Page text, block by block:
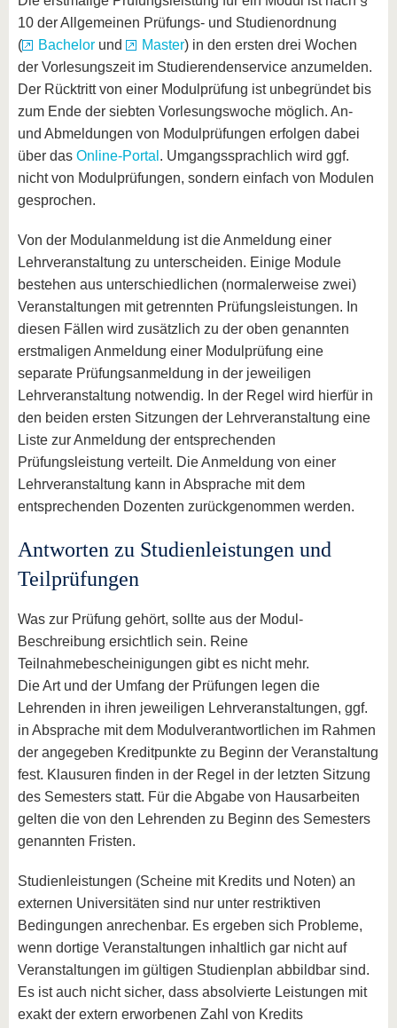
10 der Allgemeinen Prüfungs- und Studienordnung
(
Bachelor und Master) in den ersten drei Wochen
der Vorlesungszeit im Studierendenservice anzumelden.
Der Rücktritt von einer Modulprüfung ist unbegründet bis
zum Ende der siebten Vorlesungswoche möglich. An-
und Abmeldungen von Modulprüfungen erfolgen dabei
über das Online-Portal . Umgangssprachlich wird ggf.
nicht von Modulprüfungen, sondern einfach von Modulen
gesprochen.
Von der Modulanmeldung ist die Anmeldung einer
Lehrveranstaltung zu unterscheiden. Einige Module
bestehen aus unterschiedlichen (normalerweise zwei)
Veranstaltungen mit getrennten Prüfungsleistungen. In
diesen Fällen wird zusätzlich zu der oben genannten
erstmaligen Anmeldung einer Modulprüfung eine
separate Prüfungsanmeldung in der jeweiligen
Lehrveranstaltung notwendig. In der Regel wird hierfür in
den beiden ersten Sitzungen der Lehrveranstaltung eine
Liste zur Anmeldung der entsprechenden
Prüfungsleistung verteilt. Die Anmeldung von einer
Lehrveranstaltung kann in Absprache mit dem
entsprechenden Dozenten zurückgenommen werden.
Antworten zu Studienleistungen und
Teilprüfungen
Was zur Prüfung gehört, sollte aus der Modul-
Beschreibung ersichtlich sein. Reine
Teilnahmebescheinigungen gibt es nicht mehr.
Die Art und der Umfang der Prüfungen legen die
Lehrenden in ihren jeweiligen Lehrveranstaltungen, ggf.
in Absprache mit dem Modulverantwortlichen im Rahmen
der angegeben Kreditpunkte zu Beginn der Veranstaltung
fest. Klausuren finden in der Regel in der letzten Sitzung
des Semesters statt. Für die Abgabe von Hausarbeiten
gelten die von den Lehrenden zu Beginn des Semesters
genannten Fristen.
Studienleistungen (Scheine mit Kredits und Noten) an
externen Universitäten sind nur unter restriktiven
Bedingungen anrechenbar. Es ergeben sich Probleme,
wenn dortige Veranstaltungen inhaltlich gar nicht auf
Veranstaltungen im gültigen Studienplan abbildbar sind.
Es ist auch nicht sicher, dass absolvierte Leistungen mit
exakt der extern erworbenen Zahl von Kredits